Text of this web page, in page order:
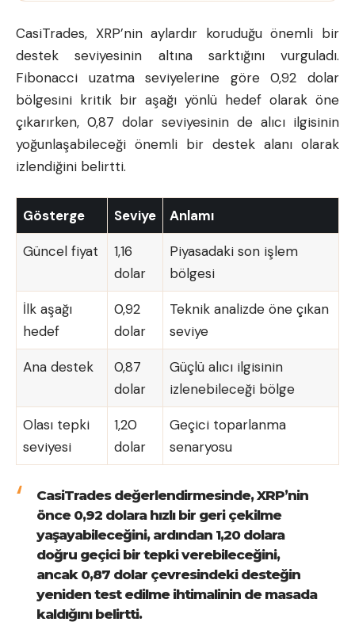
CasiTrades, XRP’nin aylardır koruduğu önemli bir
destek seviyesinin altına sarktığını vurguladı.
Fibonacci uzatma seviyelerine göre 0,92 dolar
bölgesini kritik bir aşağı yönlü hedef olarak öne
çıkarırken, 0,87 dolar seviyesinin de alıcı ilgisinin
yoğunlaşabileceği önemli bir destek alanı olarak
izlendiğini belirtti.
Gösterge Seviye Anlamı
Güncel fiyat
1,16
dolar
Piyasadaki son işlem
bölgesi
İlk aşağı
hedef
0,92
dolar
Teknik analizde öne çıkan
seviye
Ana destek
0,87
dolar
Güçlü alıcı ilgisinin
izlenebileceği bölge
Olası tepki
seviyesi
1,20
dolar
Geçici toparlanma
senaryosu
CasiTrades değerlendirmesinde, XRP’nin
önce 0,92 dolara hızlı bir geri çekilme
yaşayabileceğini, ardından 1,20 dolara
doğru geçici bir tepki verebileceğini,
ancak 0,87 dolar çevresindeki desteğin
yeniden test edilme ihtimalinin de masada
kaldığını belirtti.